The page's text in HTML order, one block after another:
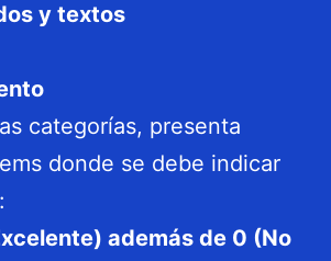
y textos
categorías, presenta
donde se debe indicar
además de 0 (No